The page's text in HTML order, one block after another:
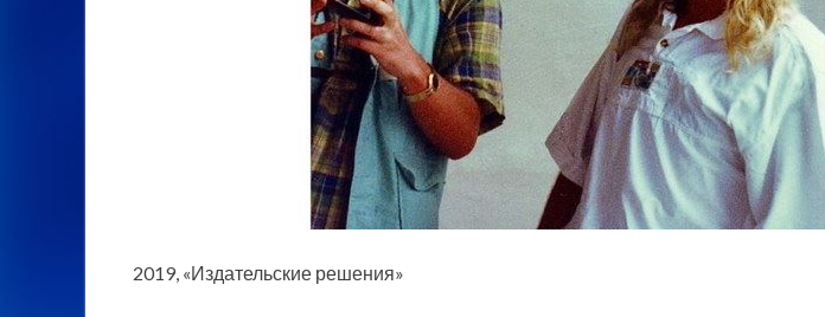
2019, «Издательские решения»